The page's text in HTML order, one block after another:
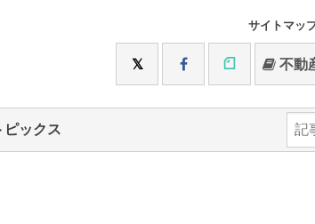
サイトマッ
不動
ピックス